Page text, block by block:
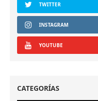
TWITTER
INSTAGRAM
YOUTUBE
CATEGORÍAS